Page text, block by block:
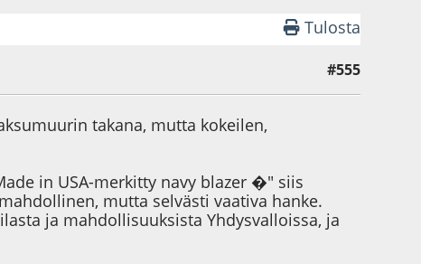
Tulosta
#555
takana, mutta kokeilen,
in USA-merkitty navy blazer �" siis
mutta selvästi vaativa hanke.
ja mahdollisuuksista Yhdysvalloissa, ja